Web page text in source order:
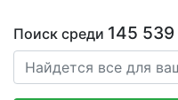
Поиск среди 145 539